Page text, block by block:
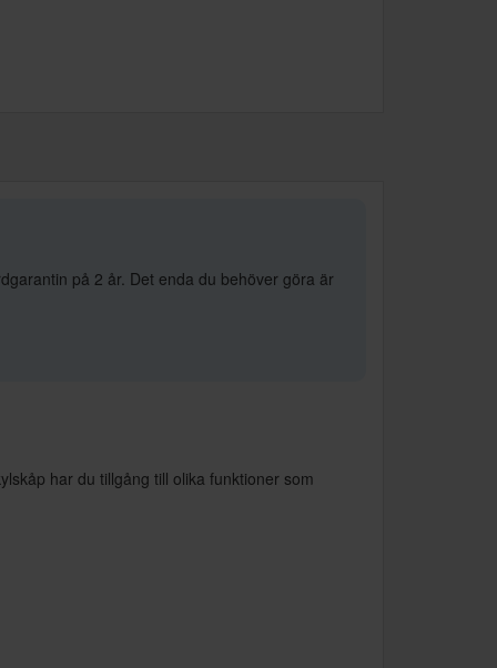
på 2 år. Det enda du behöver göra är
har du tillgång till olika funktioner som